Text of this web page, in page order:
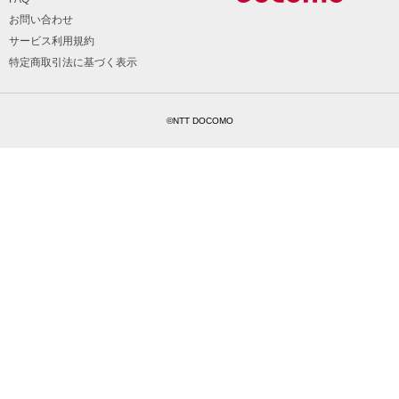
お問い合わせ
サービス利用規約
特定商取引法に基づく表示
©NTT DOCOMO